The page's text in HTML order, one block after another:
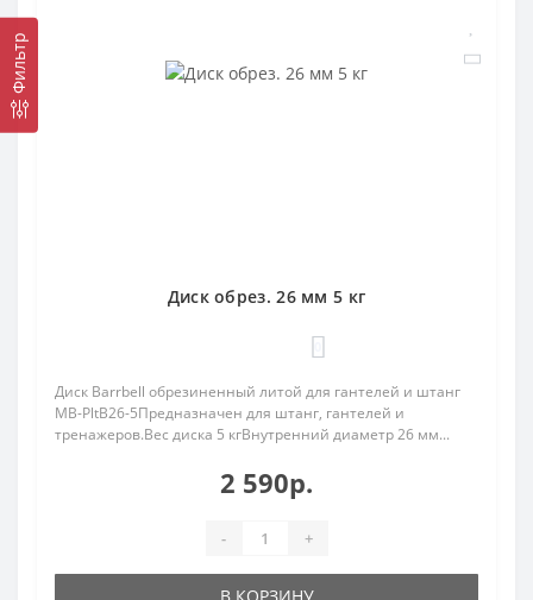
Фильтр
Диск обрез. 26 мм 5 кг
Диск Barrbell обрезиненный литой для гантелей и штанг
MB-PltB26-5Предназначен для штанг, гантелей и
тренажеров.Вес диска 5 кгВнутренний диаметр 26 мм...
2 590р.
- +